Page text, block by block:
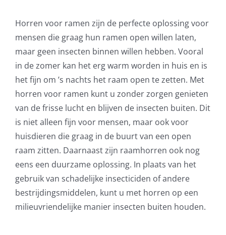
Horren voor ramen zijn de perfecte oplossing voor
mensen die graag hun ramen open willen laten,
maar geen insecten binnen willen hebben. Vooral
in de zomer kan het erg warm worden in huis en is
het fijn om ’s nachts het raam open te zetten. Met
horren voor ramen kunt u zonder zorgen genieten
van de frisse lucht en blijven de insecten buiten. Dit
is niet alleen fijn voor mensen, maar ook voor
huisdieren die graag in de buurt van een open
raam zitten. Daarnaast zijn raamhorren ook nog
eens een duurzame oplossing. In plaats van het
gebruik van schadelijke insecticiden of andere
bestrijdingsmiddelen, kunt u met horren op een
milieuvriendelijke manier insecten buiten houden.